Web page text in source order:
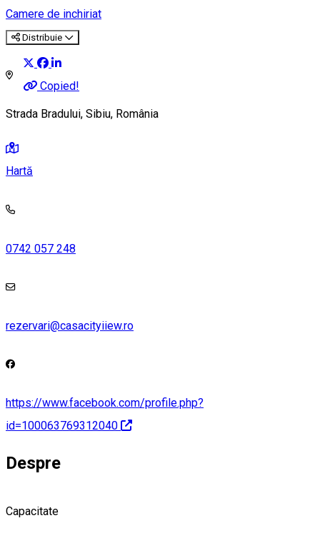
Camere de inchiriat
Distribuie
Copied!
Strada Bradului, Sibiu, România
Hartă
0742 057 248
rezervari@casacityiiew.ro
https://www.facebook.com/profile.php?
id=100063769312040
Despre
Capacitate